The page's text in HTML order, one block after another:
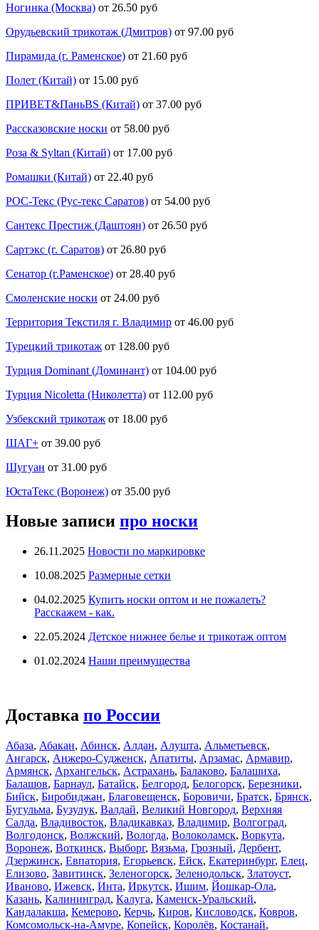
Ногинка (Москва) от 26.50 руб
Орудьевский трикотаж (Дмитров) от 97.00 руб
Пирамида (г. Раменское) от 21.60 руб
Полет (Китай) от 15.00 руб
ПРИВЕТ&ПаньBS (Китай) от 37.00 руб
Рассказовские носки от 58.00 руб
Роза & Syltan (Китай) от 17.00 руб
Ромашки (Китай) от 22.40 руб
РОС-Текс (Рус-текс Саратов) от 54.00 руб
Сантекс Престиж (Даштоян) от 26.50 руб
Сартэкс (г. Саратов) от 26.80 руб
Сенатор (г.Раменское) от 28.40 руб
Смоленские носки от 24.00 руб
Территория Текстиля г. Владимир от 46.00 руб
Турецкий трикотаж от 128.00 руб
Турция Dominant (Доминант) от 104.00 руб
Турция Nicoletta (Николетта) от 112.00 руб
Узбекский трикотаж от 18.00 руб
ШАГ+ от 39.00 руб
Шугуан от 31.00 руб
ЮстаТекс (Воронеж) от 35.00 руб
Новые записи про носки
26.11.2025 Новости по маркировке
10.08.2025 Размерные сетки
04.02.2025 Купить носки оптом и не пожалеть?
Расскажем - как.
22.05.2024 Детское нижнее белье и трикотаж оптом
01.02.2024 Наши преимущества
Доставка по России
Абаза, Абакан, Абинск, Алдан, Алушта, Альметьевск,
Ангарск, Анжеро-Судженск, Апатиты, Арзамас, Армавир,
Армянск, Архангельск, Астрахань, Балаково, Балашиха,
Балашов, Барнаул, Батайск, Белгород, Белогорск, Березники,
Бийск, Биробиджан, Благовещенск, Боровичи, Братск, Брянск,
Бугульма, Бузулук, Валдай, Великий Новгород, Верхняя
Салда, Владивосток, Владикавказ, Владимир, Волгоград,
Волгодонск, Волжский, Вологда, Волоколамск, Воркута,
Воронеж, Воткинск, Выборг, Вязьма, Грозный, Дербент,
Дзержинск, Евпатория, Егорьевск, Ейск, Екатеринбург, Елец,
Елизово, Завитинск, Зеленогорск, Зеленодольск, Златоуст,
Иваново, Ижевск, Инта, Иркутск, Ишим, Йошкар-Ола,
Казань, Калининград, Калуга, Каменск-Уральский,
Кандалакша, Кемерово, Керчь, Киров, Кисловодск, Ковров,
Комсомольск-на-Амуре, Копейск, Королёв, Костанай,